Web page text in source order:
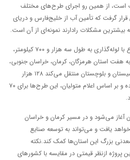
است، از همین رو اجرای طرح‌های مختلف
گرفت که تأمین آب از خلیج‌فارس و دریای
بیشترین مشکلات رادارند نمونه‌ای از آن است.
با اجرای این طرح‌ها که درمجموع با لوله‌گذاری به طول سه‌ هزار و ۷۰۰ کیلومتر،
هفت استان هرمزگان، کرمان، خراسان جنوبی،
خراسان رضوی، یزد، اصفهان و سیستان و بلوچستان منتقل می‌کند ۱۲۸ هزار
میلیارد تومان اعتبار پیش‌بینی‌شده و بر اساس اعلام متولیان، این طرح‌ها برای ۷۰
آغاز می‌شود و در مسیر کرمان و خراسان
یافت و می‌تواند به توسعه صنایع
بزرگ این استان‌ها کمک کند.نکته
پروژه ازنظر قیمتی در مقایسه با کشورهای